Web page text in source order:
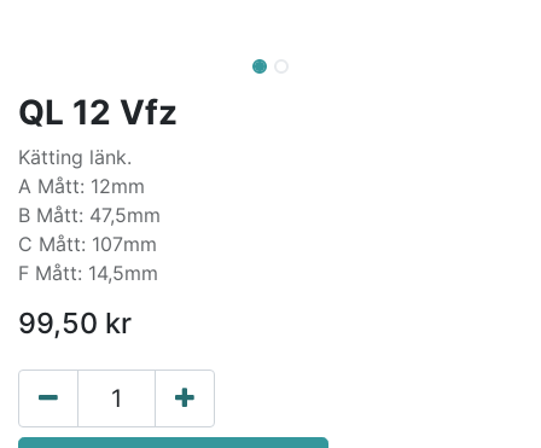
QL 12 Vfz
Kätting länk.
A Mått: 12mm
B Mått: 47,5mm
C Mått: 107mm
F Mått: 14,5mm
99,50 kr